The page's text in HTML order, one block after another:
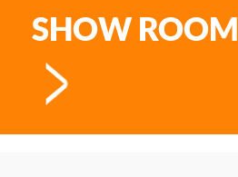
SHOW ROOM